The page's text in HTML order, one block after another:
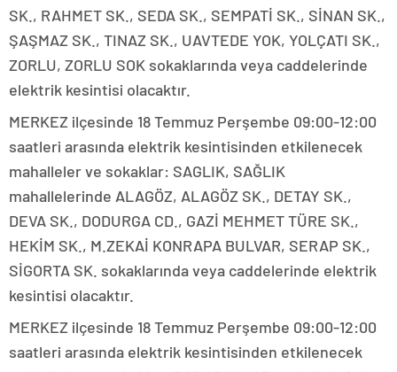
SK., RAHMET SK., SEDA SK., SEMPATİ SK., SİNAN SK.,
ŞAŞMAZ SK., TINAZ SK., UAVTEDE YOK, YOLÇATI SK.,
ZORLU, ZORLU SOK sokaklarında veya caddelerinde
elektrik kesintisi olacaktır.
MERKEZ ilçesinde 18 Temmuz Perşembe 09:00-12:00
saatleri arasında elektrik kesintisinden etkilenecek
mahalleler ve sokaklar: SAGLIK, SAĞLIK
mahallelerinde ALAGÖZ, ALAGÖZ SK., DETAY SK.,
DEVA SK., DODURGA CD., GAZİ MEHMET TÜRE SK.,
HEKİM SK., M.ZEKAİ KONRAPA BULVAR, SERAP SK.,
SİGORTA SK. sokaklarında veya caddelerinde elektrik
kesintisi olacaktır.
MERKEZ ilçesinde 18 Temmuz Perşembe 09:00-12:00
saatleri arasında elektrik kesintisinden etkilenecek